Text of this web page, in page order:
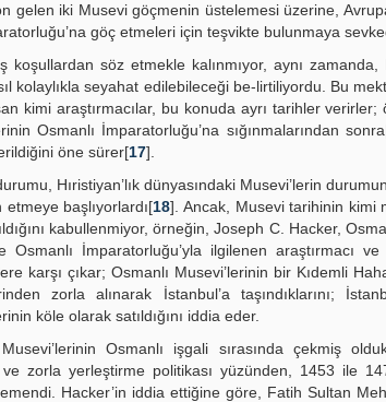
gelen iki Musevi göçmenin üstelemesi üzerine,
göç etmeleri için teşvikte bulunmaya
koşullardan söz etmekle kalınmıyor, aynı
kolaylıkla seyahat edilebileceği be-lirtiliyordu. Bu
kimi araştırmacılar, bu konuda ayrı tarihler
Osmanlı İmparatorluğu’na sığınmalarından
öne sürer[17].
Hıristiyan’lık dünyasındaki Musevi’lerin
etmeye başlıyorlardı[18]. Ancak, Musevi tarihinin kimi
kabullenmiyor, örneğin, Joseph C. Hacker,
Osmanlı İmparatorluğu’yla ilgilenen araştırmacı
karşı çıkar; Osmanlı Musevi’lerinin bir Kıdemli
zorla alınarak İstanbul’a taşındıklarını;
köle olarak satıldığını iddia eder.
Osmanlı işgali sırasında çekmiş
ve zorla yerleştirme politikası yüzünden, 1453 ile
Hacker’in iddia ettiğine göre, Fatih Sultan